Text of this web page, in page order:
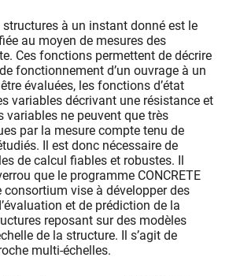
à un instant donné est le
au moyen de mesures des
Ces fonctions permettent de décrire
fonctionnement d’un ouvrage à un
évaluées, les fonctions d’état
variables décrivant une résistance et
variables ne peuvent que très
par la mesure compte tenu de
Il est donc nécessaire de
de calcul fiables et robustes. Il
que le programme CONCRETE
consortium vise à développer des
et de prédiction de la
reposant sur des modèles
de la structure. Il s’agit de
multi-échelles.